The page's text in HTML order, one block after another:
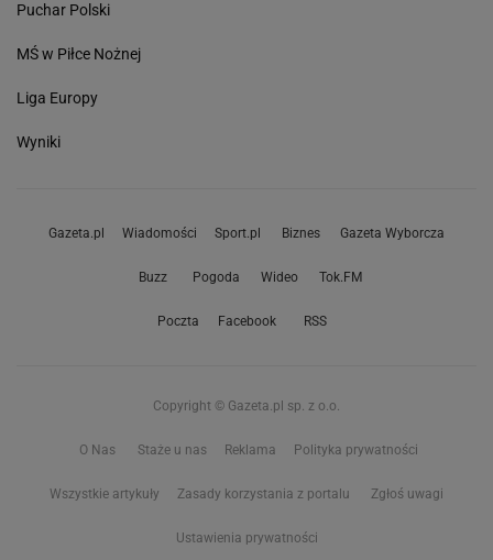
Puchar Polski
MŚ w Piłce Nożnej
Liga Europy
Wyniki
Gazeta.pl Wiadomości Sport.pl Biznes Gazeta Wyborcza
Buzz Pogoda Wideo Tok.FM
Poczta Facebook RSS
Copyright © Gazeta.pl sp. z o.o.
O Nas Staże u nas Reklama Polityka prywatności
Wszystkie artykuły Zasady korzystania z portalu Zgłoś uwagi
Ustawienia prywatności